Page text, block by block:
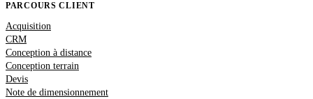
PARCOURS CLIENT
Acquisition
CRM
Conception à distance
Conception terrain
Devis
Note de dimensionnement